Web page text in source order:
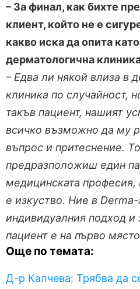
– За финал, как бихте
клиент, който не е
какво иска да опита
дерматологична
– Едва ли някой влиза в
клиника по случайност,
такъв пациент, нашият
всичко възможно да му
въпрос и притеснение.
предразположиш един
медицинската професия,
е изкуство. Ние в
индивидуалния подход и
пациент е на първо
Още по темата:
Д-р Калчева: Трябва да